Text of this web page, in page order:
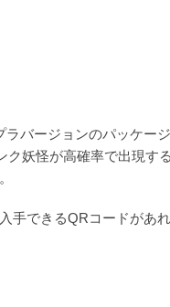
ラバージョンのパッケー
ク妖怪が高確率で出現す
手できるQRコードがあ